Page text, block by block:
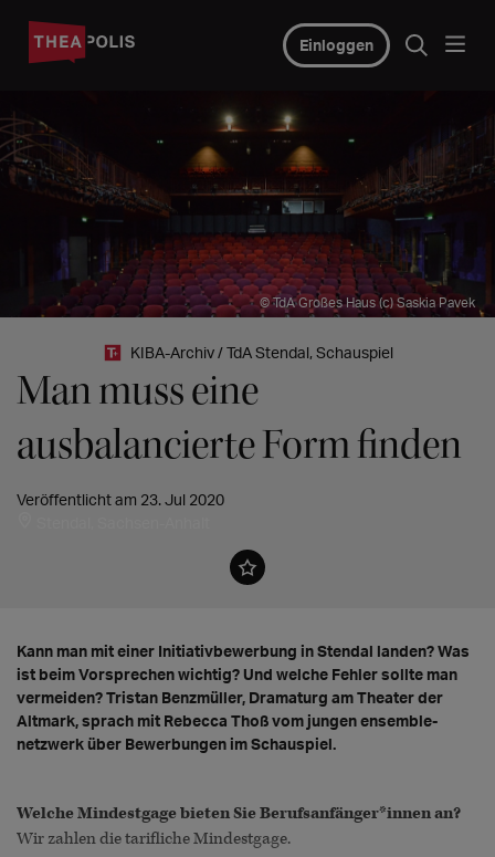
Einloggen
© TdA Großes Haus (c) Saskia Pavek
KIBA-Archiv / TdA Stendal, Schauspiel
Man muss eine
ausbalancierte Form finden
Veröffentlicht am 23. Jul 2020
Kann man mit einer Initiativbewerbung in Stendal landen? Was
ist beim Vorsprechen wichtig? Und welche Fehler sollte man
vermeiden? Tristan Benzmüller, Dramaturg am Theater der
Altmark, sprach mit Rebecca Thoß vom jungen ensemble-
netzwerk über Bewerbungen im Schauspiel.
Welche Mindestgage bieten Sie Berufsanfänger*innen an?
Wir zahlen die tarifliche Mindestgage.